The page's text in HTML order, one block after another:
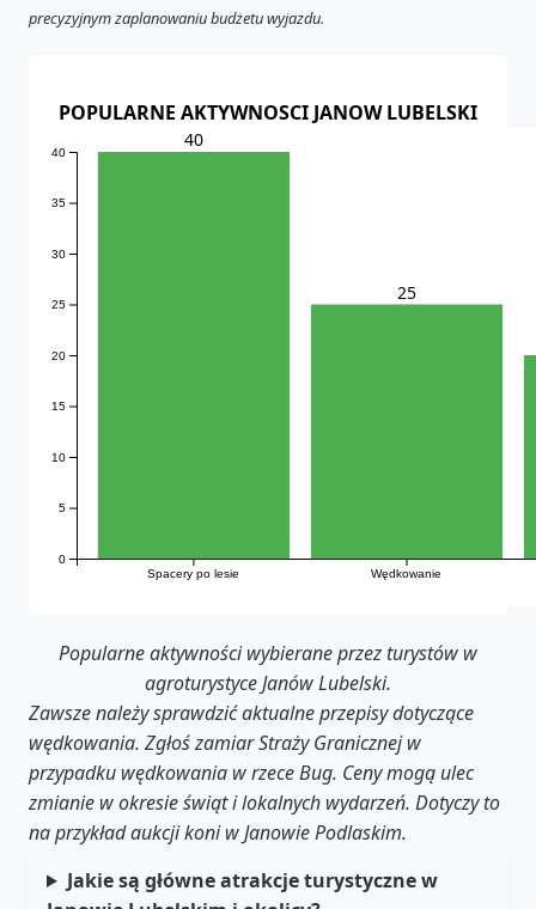
precyzyjnym zaplanowaniu budżetu wyjazdu.
POPULARNE AKTYWNOSCI JANOW LUBELSKI
Spacery po lesie Wędkowanie
0
5
10
15
20
25
30
35
40
40
25
Popularne aktywności wybierane przez turystów w
agroturystyce Janów Lubelski.
Zawsze należy sprawdzić aktualne przepisy dotyczące
wędkowania. Zgłoś zamiar Straży Granicznej w
przypadku wędkowania w rzece Bug. Ceny mogą ulec
zmianie w okresie świąt i lokalnych wydarzeń. Dotyczy to
na przykład aukcji koni w Janowie Podlaskim.
Jakie są główne atrakcje turystyczne w